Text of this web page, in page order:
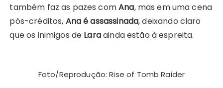
também faz as pazes comAna, mas em uma cena
pós-créditos, Ana é assassinada, deixando claro
que os inimigos de Laraainda estão à espreita.
Foto/Reprodução: Rise of Tomb Raider